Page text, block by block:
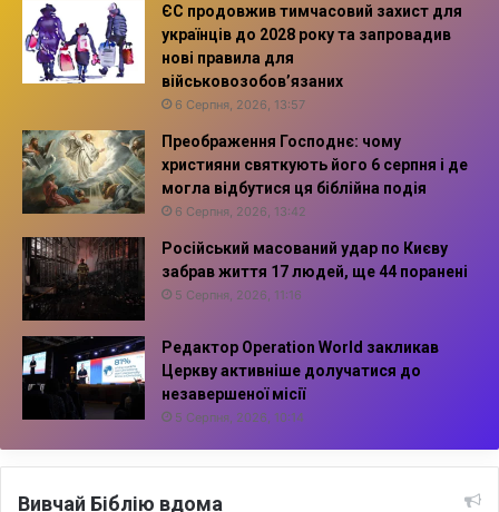
ЄС продовжив тимчасовий захист для
українців до 2028 року та запровадив
нові правила для
військовозобов’язаних
6 Серпня, 2026, 13:57
Преображення Господнє: чому
християни святкують його 6 серпня і де
могла відбутися ця біблійна подія
6 Серпня, 2026, 13:42
Російський масований удар по Києву
забрав життя 17 людей, ще 44 поранені
5 Серпня, 2026, 11:16
Редактор Operation World закликав
Церкву активніше долучатися до
незавершеної місії
5 Серпня, 2026, 10:14
Вивчай Біблію вдома